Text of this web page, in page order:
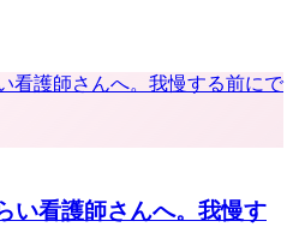
い看護師さんへ。我慢す